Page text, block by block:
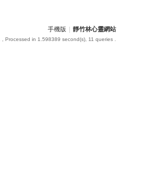
手機版 靜竹林心靈網站
, Processed in 1.598389 second(s), 11 queries .